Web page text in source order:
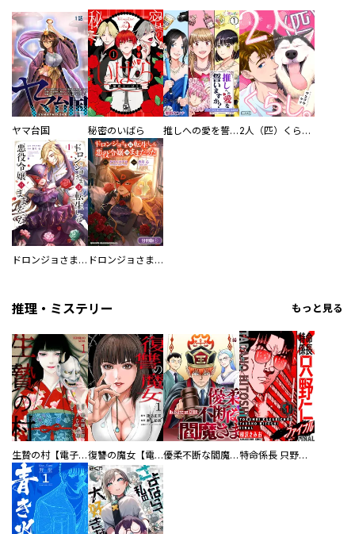
ヤマ台国 秘密のいばら 推しへの愛を誓いますか？～アラサー女子、推しは逃げぬが人生逃げる～ 2人（匹）くらし。
ドロンジョさまは転生しても悪役令嬢のままだった ドロンジョさまは転生しても悪役令嬢のままだった【分冊版】
推理・ミステリー もっと見る
生贄の村【電子単行本版】 復讐の魔女【電子単行本版】 優柔不断な閻魔さま 特命係長 只野仁ファイナル 愛蔵版